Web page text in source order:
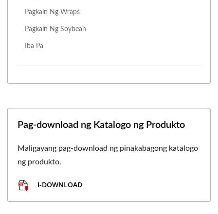
Pagkain Ng Wraps
Pagkain Ng Soybean
Iba Pa
Pag-download ng Katalogo ng Produkto
Maligayang pag-download ng pinakabagong katalogo
ng produkto.
I-DOWNLOAD